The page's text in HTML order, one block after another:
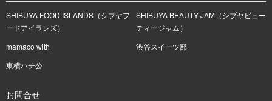
SHIBUYA FOOD ISLANDS（シブヤフ
ードアイランズ）
SHIBUYA BEAUTY JAM（シブヤビュー
ティージャム）
mamaco with
渋谷スイーツ部
東横ハチ公
お問合せ